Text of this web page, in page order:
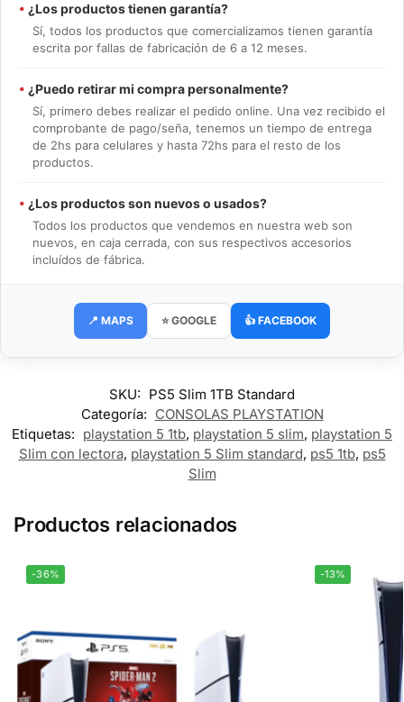
• ¿Los productos tienen garantía?
Sí, todos los productos que comercializamos tienen garantía
escrita por fallas de fabricación de 6 a 12 meses.
• ¿Puedo retirar mi compra personalmente?
Sí, primero debes realizar el pedido online. Una vez recibido el
comprobante de pago/seña, tenemos un tiempo de entrega
de 2hs para celulares y hasta 72hs para el resto de los
productos.
• ¿Los productos son nuevos o usados?
Todos los productos que vendemos en nuestra web son
nuevos, en caja cerrada, con sus respectivos accesorios
incluídos de fábrica.
📍 MAPS ⭐ GOOGLE 👍 FACEBOOK
SKU: PS5 Slim 1TB Standard
Categoría: CONSOLAS PLAYSTATION
Etiquetas: playstation 5 1tb, playstation 5 slim, playstation 5
Slim con lectora, playstation 5 Slim standard, ps5 1tb, ps5
Slim
Productos relacionados
-36% -13%